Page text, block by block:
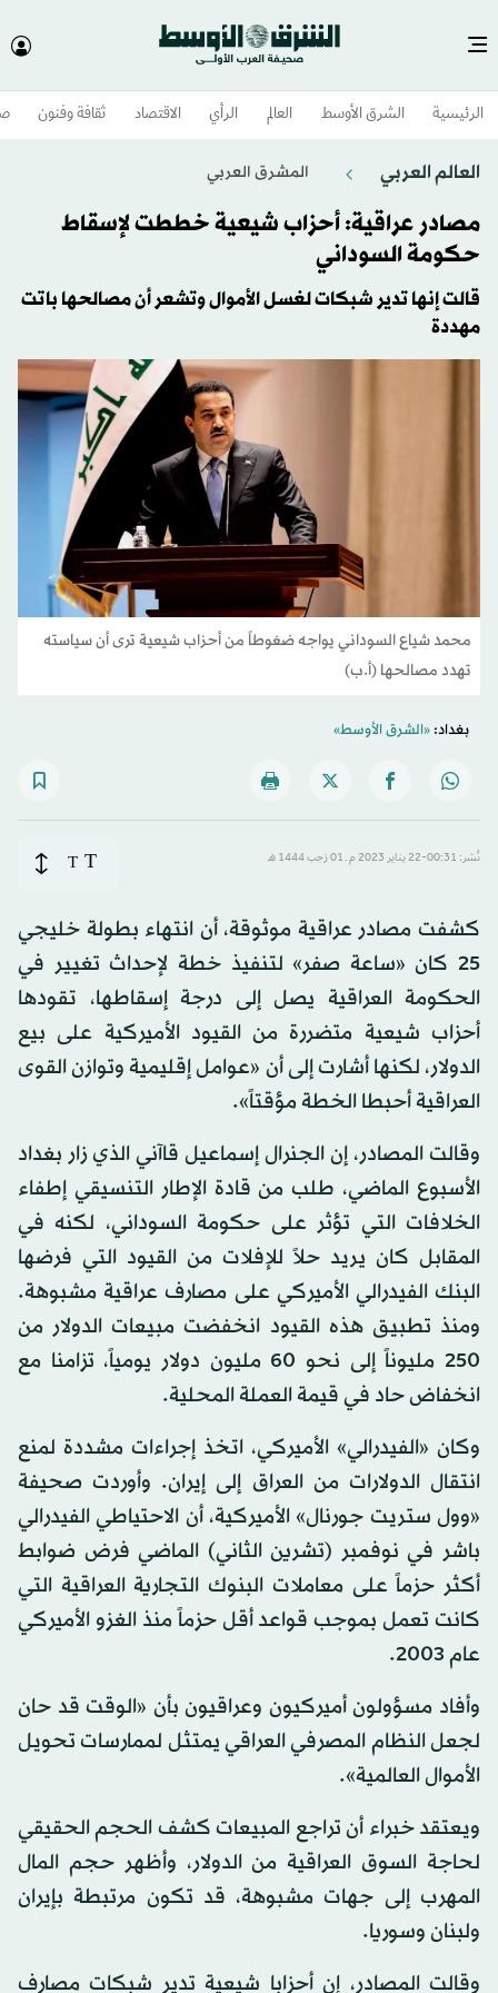
الرئيسية الشرق الأوسط​ العالم الرأي الاقتصاد ثقافة وفنون
العالم العربي المشرق العربي
مصادر عراقية: أحزاب شيعية خططت لإسقاط
حكومة السوداني
قالت إنها تدير شبكات لغسل الأموال وتشعر أن مصالحها باتت
مهددة
محمد شياع السوداني يواجه ضغوطاً من أحزاب شيعية ترى أن سياسته
تهدد مصالحها (أ.ب)
بغداد:«الشرق الأوسط»
نُشر: 00:31-22 يناير 2023 م ـ 01 رَجب 1444 هـ T
T
كشفت مصادر عراقية موثوقة، أن انتهاء بطولة خليجي
25 كان «ساعة صفر» لتنفيذ خطة لإحداث تغيير في
الحكومة العراقية يصل إلى درجة إسقاطها، تقودها
أحزاب شيعية متضررة من القيود الأميركية على بيع
الدولار، لكنها أشارت إلى أن «عوامل إقليمية وتوازن القوى
العراقية أحبطا الخطة مؤقتاً».
وقالت المصادر، إن الجنرال إسماعيل قاآني الذي زار بغداد
الأسبوع الماضي، طلب من قادة الإطار التنسيقي إطفاء
الخلافات التي تؤثر على حكومة السوداني، لكنه في
المقابل كان يريد حلاً للإفلات من القيود التي فرضها
البنك الفيدرالي الأميركي على مصارف عراقية مشبوهة.
ومنذ تطبيق هذه القيود انخفضت مبيعات الدولار من
250 مليوناً إلى نحو 60 مليون دولار يومياً، تزامنا مع
انخفاض حاد في قيمة العملة المحلية.
وكان «الفيدرالي» الأميركي، اتخذ إجراءات مشددة لمنع
انتقال الدولارات من العراق إلى إيران. وأوردت صحيفة
«وول ستريت جورنال» الأميركية، أن الاحتياطي الفيدرالي
باشر في نوفمبر (تشرين الثاني) الماضي فرض ضوابط
أكثر حزماً على معاملات البنوك التجارية العراقية التي
كانت تعمل بموجب قواعد أقل حزماً منذ الغزو الأميركي
عام 2003.
وأفاد مسؤولون أميركيون وعراقيون بأن «الوقت قد حان
لجعل النظام المصرفي العراقي يمتثل لممارسات تحويل
الأموال العالمية».
ويعتقد خبراء أن تراجع المبيعات كشف الحجم الحقيقي
لحاجة السوق العراقية من الدولار، وأظهر حجم المال
المهرب إلى جهات مشبوهة، قد تكون مرتبطة بإيران
ولبنان وسوريا.
وقالت المصادر، إن أحزابا شيعية تدير شبكات مصارف